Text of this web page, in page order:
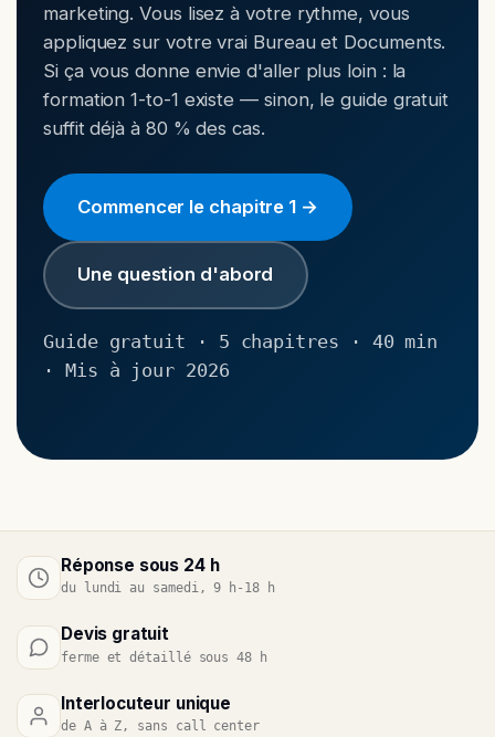
marketing. Vous lisez à votre rythme, vous
appliquez sur votre vrai Bureau et Documents.
Si ça vous donne envie d'aller plus loin : la
formation 1-to-1 existe — sinon, le guide gratuit
suffit déjà à 80 % des cas.
Commencer le chapitre 1 →
Une question d'abord
Guide gratuit · 5 chapitres · 40 min
· Mis à jour 2026
Réponse sous 24 h
du lundi au samedi, 9 h-18 h
Devis gratuit
ferme et détaillé sous 48 h
Interlocuteur unique
de A à Z, sans call center